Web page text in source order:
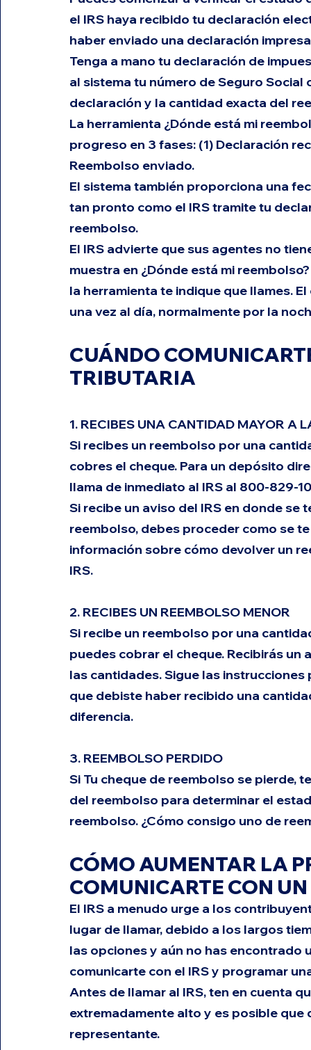
el IRS haya recibido tu declaración
haber enviado una declaración
Tenga a mano tu declaración de
al sistema tu número de Seguro
declaración y la cantidad exacta del
La herramienta ¿Dónde está mi
progreso en 3 fases: (1) Declaración
Reembolso enviado.
El sistema también proporciona una
tan pronto como el IRS tramite tu
reembolso.
El IRS advierte que sus agentes no
muestra en ¿Dónde está mi
la herramienta te indique que llames.
una vez al día, normalmente por la
CUÁNDO
TRIBUTARIA
1. RECIBES UNA CANTIDAD MAYOR A
Si recibes un reembolso por una
cobres el cheque. Para un depósito
llama de inmediato al IRS al 800-829-
Si recibe un aviso del IRS en donde
reembolso, debes proceder como se
información sobre cómo devolver un
IRS.
2. RECIBES UN REEMBOLSO MENOR
Si recibe un reembolso por una
puedes cobrar el cheque. Recibirás
las cantidades. Sigue las
que debiste haber recibido una
diferencia.
3. REEMBOLSO PERDIDO
Si Tu cheque de reembolso se pierde,
del reembolso para determinar el
reembolso. ¿Cómo consigo uno de
CÓMO AUMENTAR LA
COMUNICARTE CON
El IRS a menudo urge a los
lugar de llamar, debido a los largos
las opciones y aún no has encontrado
comunicarte con el IRS y programar
Antes de llamar al IRS, ten en cuenta
extremadamente alto y es posible
representante.